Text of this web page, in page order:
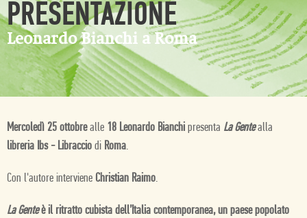
PRESENTAZIONE
Leonardo Bianchi a Roma
Mercoledì 25 ottobrealle 18 Leonardo Bianchi presenta La Gentealla
libreria Ibs - Libraccio di Roma.
Con l'autore interviene Christian Raimo.
La Genteè il ritratto cubista dell’Italia contemporanea, un paese popolato